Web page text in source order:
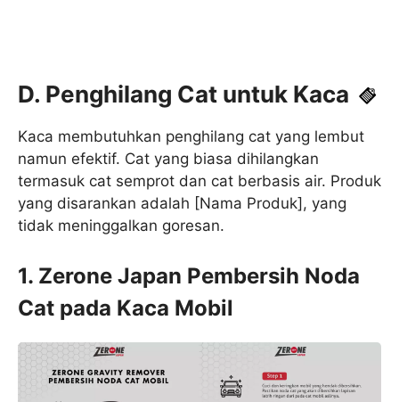
D. Penghilang Cat untuk Kaca
Kaca membutuhkan penghilang cat yang lembut
namun efektif. Cat yang biasa dihilangkan
termasuk cat semprot dan cat berbasis air. Produk
yang disarankan adalah [Nama Produk], yang
tidak meninggalkan goresan.
1. Zerone Japan Pembersih Noda
Cat pada Kaca Mobil